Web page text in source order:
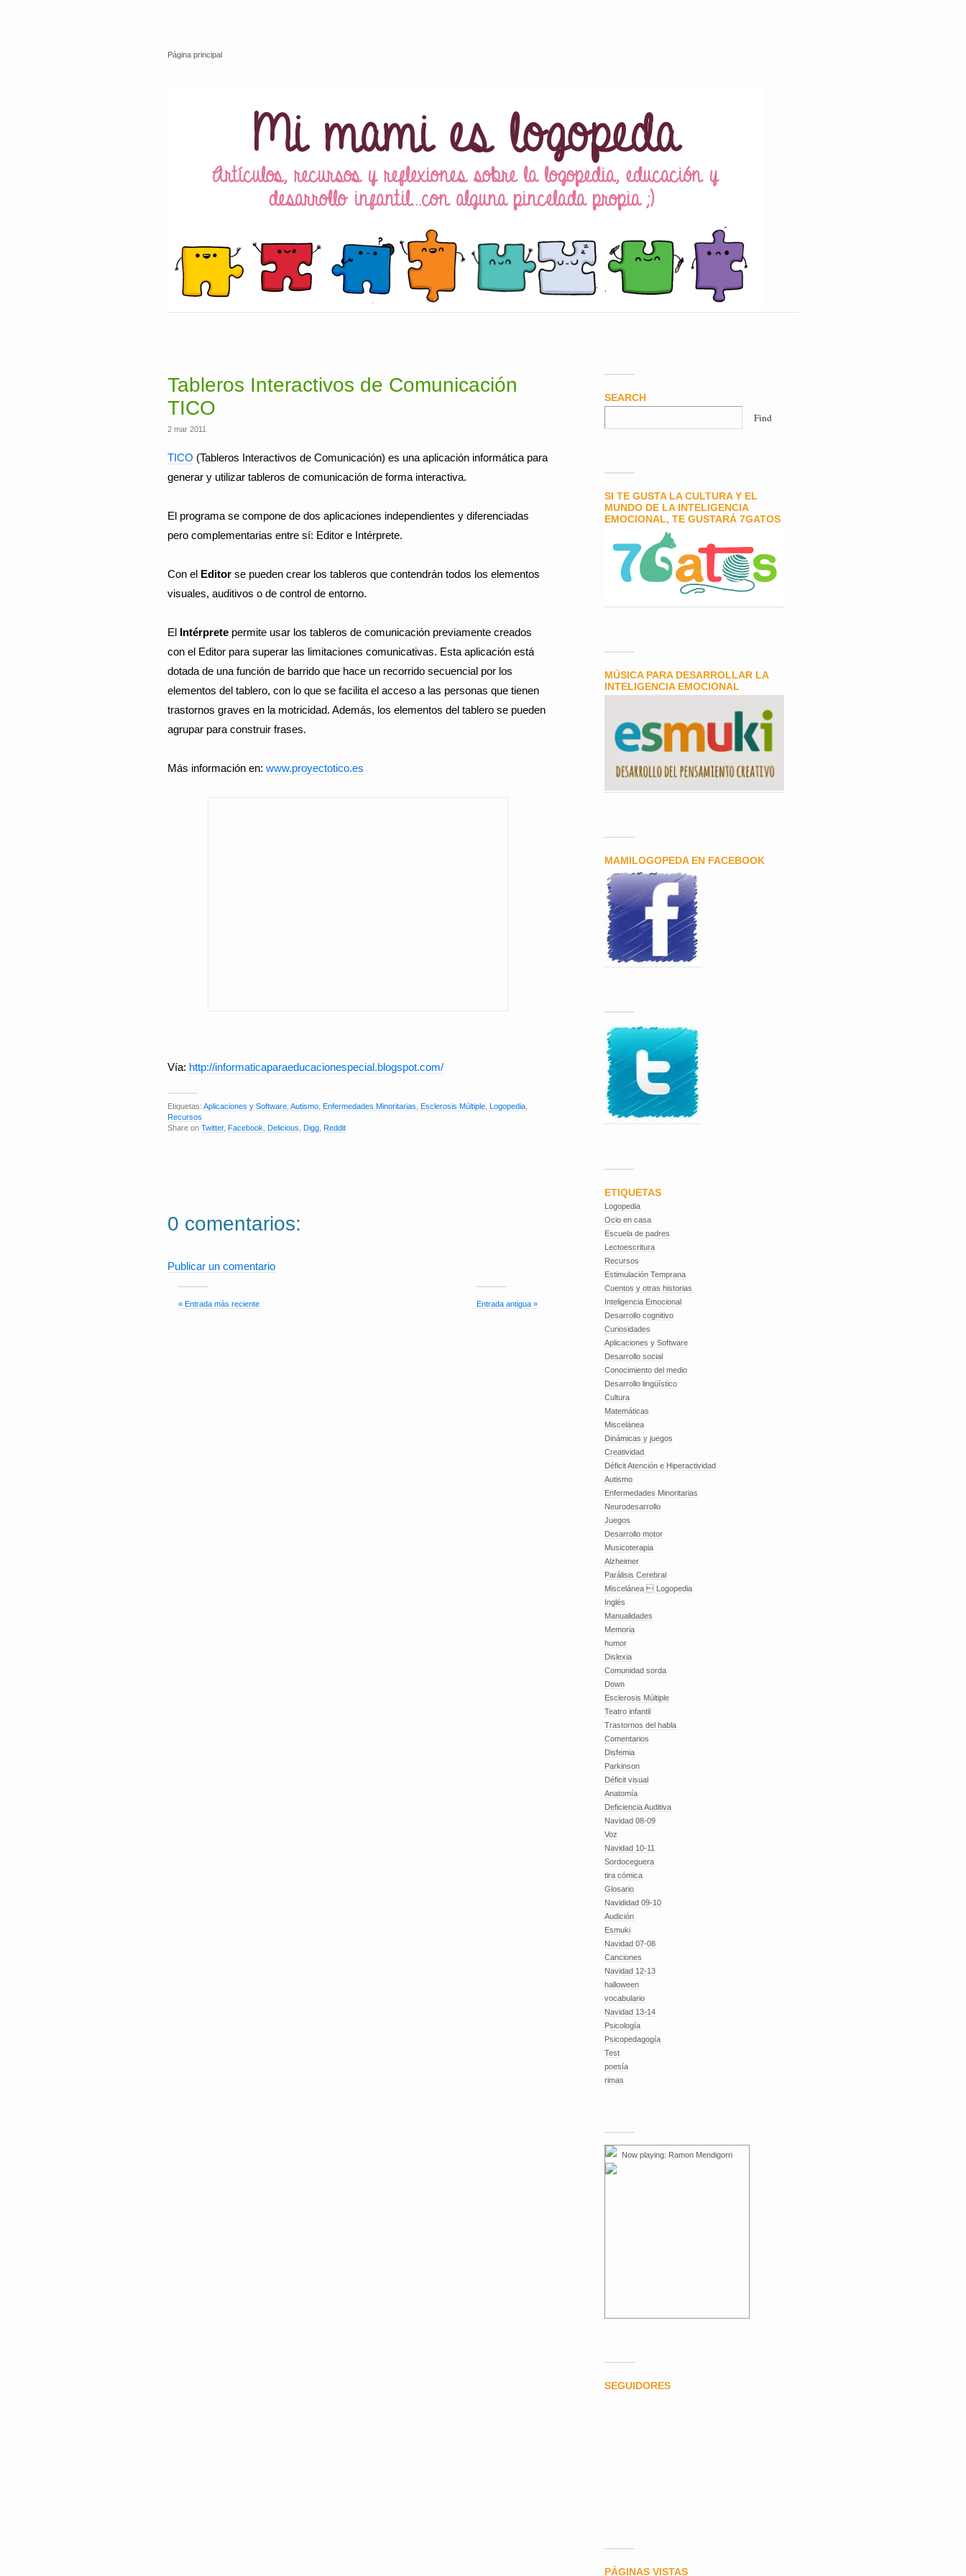
Página principal
Tableros Interactivos de Comunicación
TICO
2 mar 2011
TICO (Tableros Interactivos de Comunicación) es una aplicación informática para
generar y utilizar tableros de comunicación de forma interactiva.
El programa se compone de dos aplicaciones independientes y diferenciadas
pero complementarias entre sí: Editor e Intérprete.
Con el Editor se pueden crear los tableros que contendrán todos los elementos
visuales, auditivos o de control de entorno.
El Intérprete permite usar los tableros de comunicación previamente creados
con el Editor para superar las limitaciones comunicativas. Esta aplicación está
dotada de una función de barrido que hace un recorrido secuencial por los
elementos del tablero, con lo que se facilita el acceso a las personas que tienen
trastornos graves en la motricidad. Además, los elementos del tablero se pueden
agrupar para construir frases.
Más información en: www.proyectotico.es
Vía: http://informaticaparaeducacionespecial.blogspot.com/
Etiquetas: Aplicaciones y Software Autismo Enfermedades Minoritarias Esclerosis Múltiple Logopedia
Recursos
Share on Twitter, Facebook Delicious Digg Reddit
0 comentarios:
Publicar un comentario
« Entrada más reciente Entrada antigua »
SEARCH
SI TE GUSTA LA CULTURA Y EL
MUNDO DE LA INTELIGENCIA
EMOCIONAL, TE GUSTARÁ 7GATOS
MÚSICA PARA DESARROLLAR LA
INTELIGENCIA EMOCIONAL
MAMILOGOPEDA EN FACEBOOK
ETIQUETAS
Logopedia
Ocio en casa
Escuela de padres
Lectoescritura
Recursos
Estimulación Temprana
Cuentos y otras historias
Inteligencia Emocional
Desarrollo cognitivo
Curiosidades
Aplicaciones y Software
Desarrollo social
Conocimiento del medio
Desarrollo lingüístico
Cultura
Matemáticas
Miscelánea
Dinámicas y juegos
Creatividad
Déficit Atención e Hiperactividad
Autismo
Enfermedades Minoritarias
Neurodesarrollo
Juegos
Desarrollo motor
Musicoterapia
Alzheimer
Parálisis Cerebral
Miscelánea  Logopedia
Inglés
Manualidades
Memoria
humor
Dislexia
Comunidad sorda
Down
Esclerosis Múltiple
Teatro infantil
Trastornos del habla
Comentarios
Disfemia
Parkinson
Déficit visual
Anatomía
Deficiencia Auditiva
Navidad 08-09
Voz
Navidad 10-11
Sordoceguera
tira cómica
Glosario
Navididad 09-10
Audición
Esmuki
Navidad 07-08
Canciones
Navidad 12-13
halloween
vocabulario
Navidad 13-14
Psicología
Psicopedagogía
Test
poesía
rimas
Now playing: Ramon Mendigorri
SEGUIDORES
PÁGINAS VISTAS